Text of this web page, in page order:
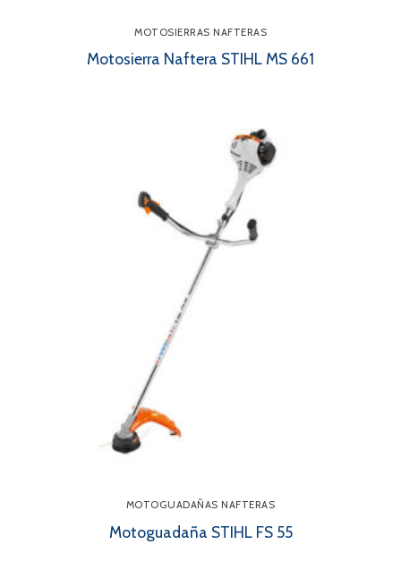
MOTOSIERRAS NAFTERAS
Motosierra Naftera STIHL MS 661
MOTOGUADAÑAS NAFTERAS
Motoguadaña STIHL FS 55